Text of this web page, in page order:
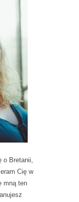
o Bretanii,
Cię w
mną ten